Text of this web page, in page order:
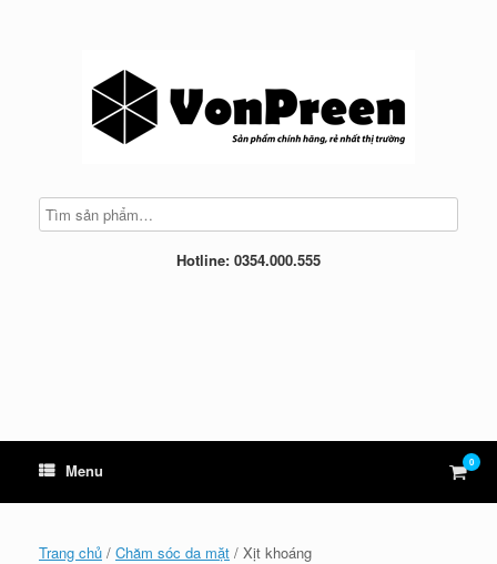
Hotline: 0354.000.555
Menu View
cart
0
Trang chủ / Chăm sóc da mặt / Xịt khoáng